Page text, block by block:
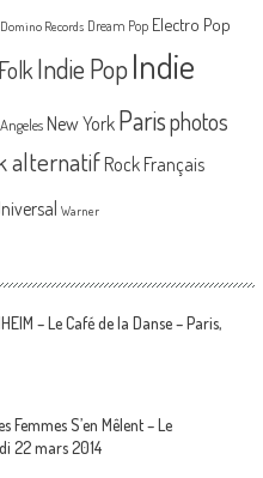
Domino Records Dream Pop Electro Pop
Indie PopIndie
New York Parisphotos
alternatif Rock Français
Warner
– Le Café de la Danse – Paris,
Femmes S’en Mêlent – Le
22 mars 2014